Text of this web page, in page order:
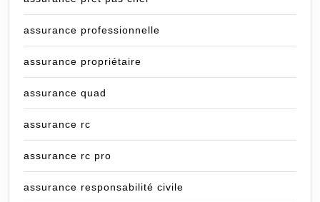
assurance professionnelle
assurance propriétaire
assurance quad
assurance rc
assurance rc pro
assurance responsabilité civile